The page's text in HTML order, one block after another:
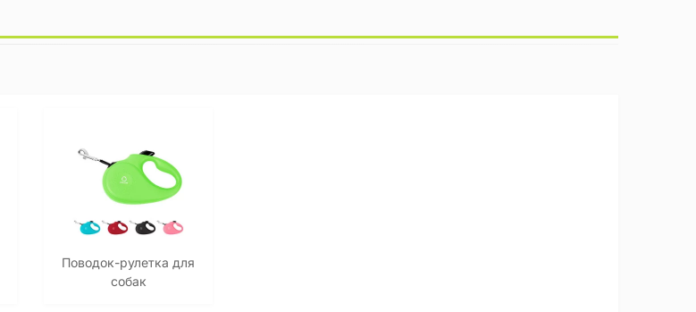
Поводок-рулетка для
собак